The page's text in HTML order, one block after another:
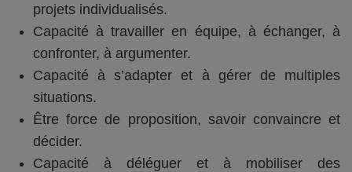
projets individualisés.
Capacité à travailler en équipe, à échanger, à
confronter, à argumenter.
Capacité à s’adapter et à gérer de multiples
situations.
Être force de proposition, savoir convaincre et
décider.
Capacité à déléguer et à mobiliser des